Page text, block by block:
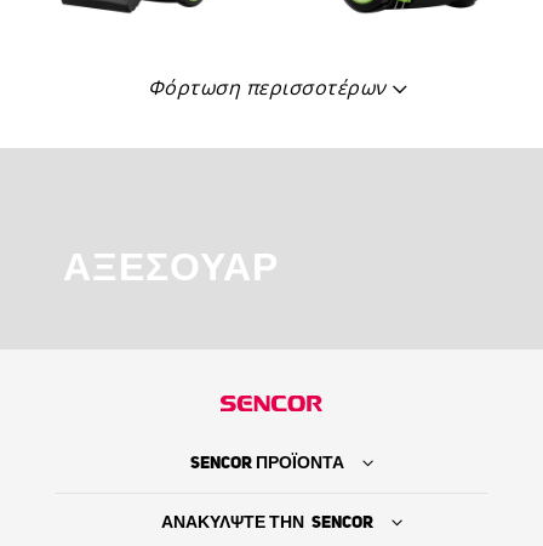
Φόρτωση περισσοτέρων
ΑΞΕΣΟΥΆΡ
SENCOR ΠΡΟΪΟΝΤΑ
ΑΝΑΚΥΛΨΤΕ ΤΗΝ SENCOR